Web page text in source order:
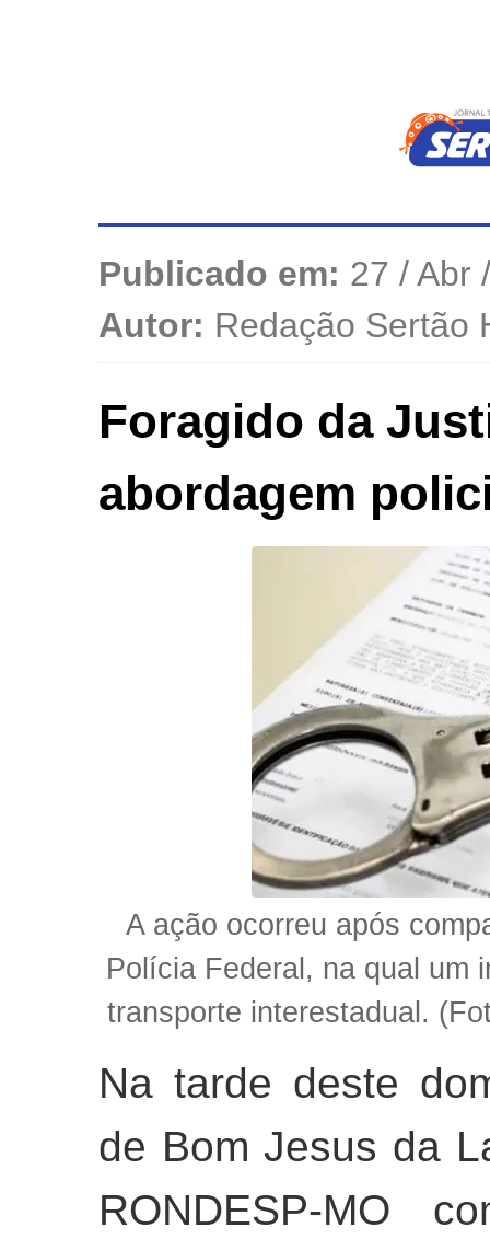
Publicado em: 27 / Abr
Autor: Redação Sertão
Foragido da
abordagem
A ação ocorreu após
Polícia Federal, na qual um
transporte interestadual.
Na tarde deste
de Bom Jesus da
RONDESP-MO